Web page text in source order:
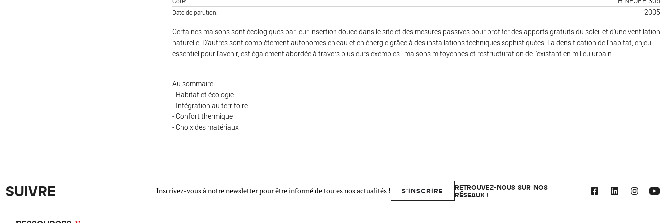
Date de parution 2005
Certaines maisons sont écologiques par leur insertion douce dans le site et des mesures passives pour profiter des apports gratuits du soleil et d'une ventilation
naturelle. D'autres sont complètement autonomes en eau et en énergie grâce à des installations techniques sophistiquées. La densification de l'habitat, enjeu
essentiel pour l'avenir, est également abordée à travers plusieurs exemples : maisons mitoyennes et restructuration de l'existant en milieu urbain.
Au sommaire :
- Habitat et écologie
- Intégration au territoire
- Confort thermique
- Choix des matériaux
SUIVRE Inscrivez-vous à notre newsletter pour être informé de toutes nos actualités ! S'INSCRIRE
RETROUVEZ-NOUS SUR NOS
RÉSEAUX !